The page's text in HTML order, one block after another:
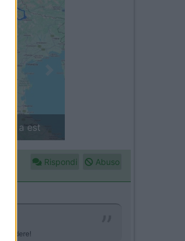
sentiero
Rispondi Abuso
credere!